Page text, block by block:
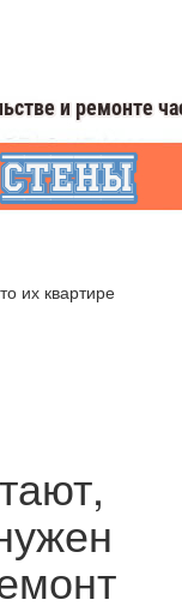
их квартире